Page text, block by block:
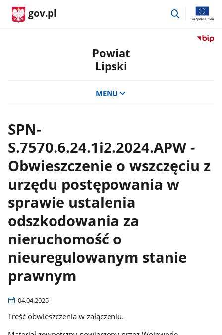
gov.pl
przejdź
Przejdź
Powiat
Lipski
MENU
SPN-
S.7570.6.24.1i2.2024.APW -
Obwieszczenie o wszczęciu z
urzędu postępowania w
sprawie ustalenia
odszkodowania za
nieruchomość o
nieuregulowanym stanie
prawnym
04.04.2025
Treść obwieszczenia w załączeniu.